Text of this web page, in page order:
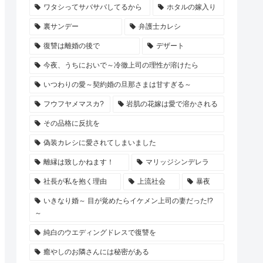
ワタシってサバサバしてるから ホタルの嫁入り
裏サンデー 弁護士カレシ
復讐は離婚の後で デザート
今夜、うちにおいで～冷徹上司の理性が溶けたら
いつわりの愛～契約婚の旦那さまは甘すぎる～
フウフヤメマスカ? 岩肌の花嫁は愛で溶かされる
その品格に反抗を
偽装カレシに愛されてしまいました
離縁は致しかねます！ マリッジシンデレラ
社長が私を抱く理由 上流社会 暴夜
いきなり婚～ 目が覚めたらイケメン上司の妻だった!?
～
純白のウエディングドレスで復讐を
癒やしのお隣さんには秘密がある